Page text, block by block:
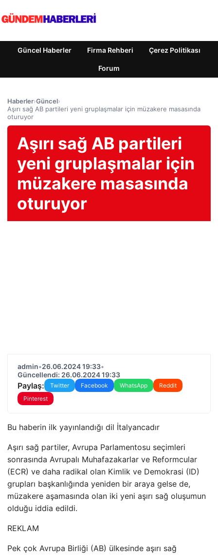
Güncel Haberler Firma Rehberi Çerez Politikası
Forum
Haberler›Güncel›
Aşırı sağ AB partileri yeni gruplaşmalar için müzakere masasında
oturuyor
Aşırı sağ AB partileri
yeni gruplaşmalar için
müzakere masasında
oturuyor
admin•26.06.2024 19:33•
Güncellendi: 26.06.2024 19:33
Paylaş: Twitter Facebook WhatsApp
Reddit
Pinterest
Bu haberin ilk yayınlandığı dil İtalyancadır
Aşırı sağ partiler, Avrupa Parlamentosu seçimleri
sonrasında Avrupalı ​​Muhafazakarlar ve Reformcular
(ECR) ve daha radikal olan Kimlik ve Demokrasi (ID)
grupları başkanlığında yeniden bir araya gelse de,
müzakere aşamasında olan iki yeni aşırı sağ oluşumun
olduğu iddia edildi.
REKLAM
Pek çok Avrupa Birliği (AB) ülkesinde aşırı sağ